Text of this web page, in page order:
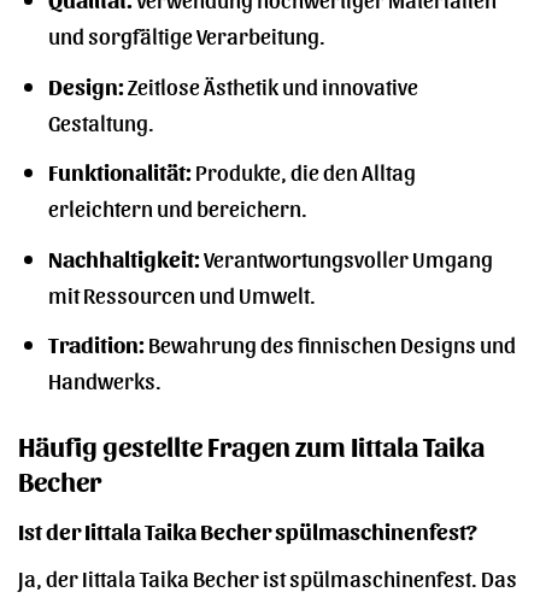
und sorgfältige Verarbeitung.
Design:Zeitlose Ästhetik und innovative
Gestaltung.
Funktionalität:Produkte, die den Alltag
erleichtern und bereichern.
Nachhaltigkeit:Verantwortungsvoller Umgang
mit Ressourcen und Umwelt.
Tradition:Bewahrung des finnischen Designs und
Handwerks.
Häufig gestellte Fragen zum Iittala Taika
Becher
Ist der Iittala Taika Becher spülmaschinenfest?
Ja, der Iittala Taika Becher ist spülmaschinenfest. Das